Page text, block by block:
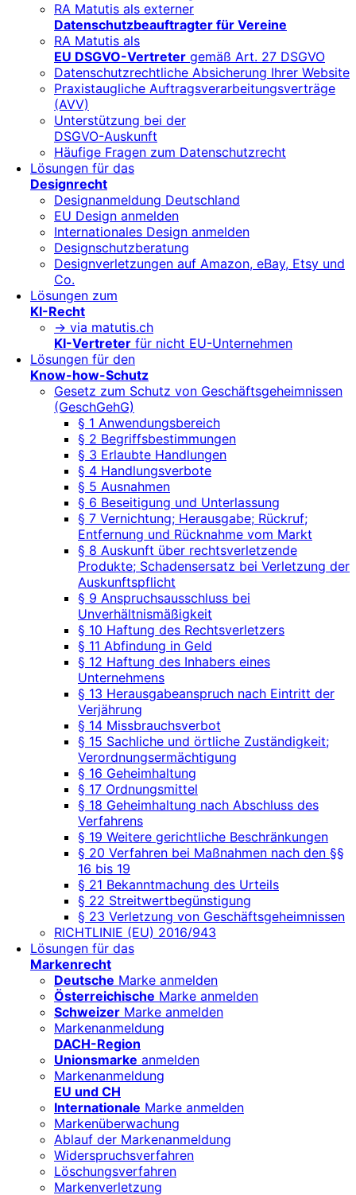
RA Matutis als externer
Datenschutzbeauftragter für Vereine
RA Matutis als
EU DSGVO-Vertreter gemäß Art. 27 DSGVO
Datenschutzrechtliche Absicherung Ihrer Website
Praxistaugliche Auftragsverarbeitungsverträge
(AVV)
Unterstützung bei der
DSGVO-Auskunft
Häufige Fragen zum Datenschutzrecht
Lösungen für das
Designrecht
Designanmeldung Deutschland
EU Design anmelden
Internationales Design anmelden
Designschutzberatung
Designverletzungen auf Amazon, eBay, Etsy und
Co.
Lösungen zum
KI-Recht
-> via matutis.ch
KI-Vertreter für nicht EU-Unternehmen
Lösungen für den
Know-how-Schutz
Gesetz zum Schutz von Geschäftsgeheimnissen
(GeschGehG)
§ 1 Anwendungsbereich
§ 2 Begriffsbestimmungen
§ 3 Erlaubte Handlungen
§ 4 Handlungsverbote
§ 5 Ausnahmen
§ 6 Beseitigung und Unterlassung
§ 7 Vernichtung; Herausgabe; Rückruf;
Entfernung und Rücknahme vom Markt
§ 8 Auskunft über rechtsverletzende
Produkte; Schadensersatz bei Verletzung der
Auskunftspflicht
§ 9 Anspruchsausschluss bei
Unverhältnismäßigkeit
§ 10 Haftung des Rechtsverletzers
§ 11 Abfindung in Geld
§ 12 Haftung des Inhabers eines
Unternehmens
§ 13 Herausgabeanspruch nach Eintritt der
Verjährung
§ 14 Missbrauchsverbot
§ 15 Sachliche und örtliche Zuständigkeit;
Verordnungsermächtigung
§ 16 Geheimhaltung
§ 17 Ordnungsmittel
§ 18 Geheimhaltung nach Abschluss des
Verfahrens
§ 19 Weitere gerichtliche Beschränkungen
§ 20 Verfahren bei Maßnahmen nach den §§
16 bis 19
§ 21 Bekanntmachung des Urteils
§ 22 Streitwertbegünstigung
§ 23 Verletzung von Geschäftsgeheimnissen
RICHTLINIE (EU) 2016/943
Lösungen für das
Markenrecht
Deutsche Marke anmelden
Österreichische Marke anmelden
Schweizer Marke anmelden
Markenanmeldung
DACH-Region
Unionsmarke anmelden
Markenanmeldung
EU und CH
Internationale Marke anmelden
Markenüberwachung
Ablauf der Markenanmeldung
Widerspruchsverfahren
Löschungsverfahren
Markenverletzung